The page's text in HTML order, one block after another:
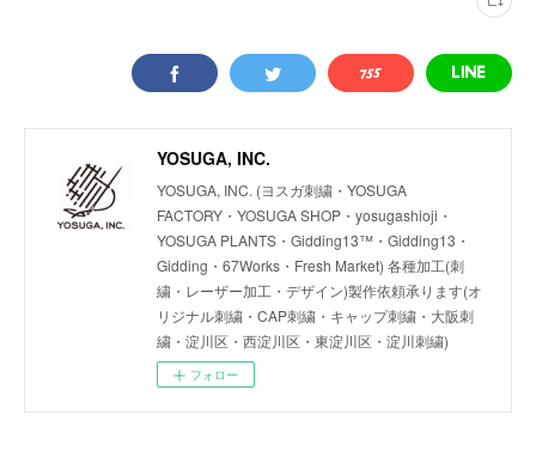
YOSUGA, INC.
YOSUGA, INC. (ヨスガ刺繍・YOSUGA
FACTORY・YOSUGA SHOP・yosugashioji・
YOSUGA PLANTS・Gidding13™・Gidding13・
Gidding・67Works・Fresh Market) 各種加工(刺
繍・レーザー加工・デザイン)製作依頼承ります(オ
リジナル刺繍・CAP刺繍・キャップ刺繍・大阪刺
繍・淀川区・西淀川区・東淀川区・淀川刺繍)
フォロー